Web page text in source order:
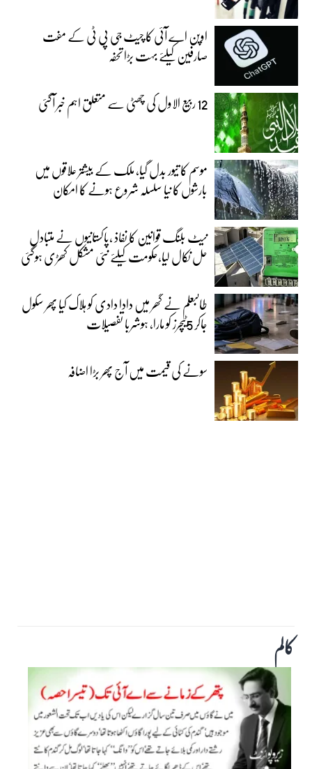
اوپن اے آئی کا چیٹ جی پی ٹی کے مفت
صارفین کیلئے بہت بڑا تحفہ
12 ربیع الاول کی چھٹی سے متعلق اہم خبر آگئی
موسم کا تیور بدل گیا، ملک کے بیشتر علاقوں میں
بارشوں کا نیا سلسلہ شروع ہونے کا امکان
نیٹ بلنگ قوانین کا نفاذ ،پاکستانیوں نے متبادل
حل نکال لیا،حکومت کیلئے نئی مشکل کھڑی ہوگئی
طالبعلم نے گھر میں دادا دادی کو ہلاک کیا پھر سکول
جاکر 5ٹیچرز کو مارا، ہوشربا تفصیلات
سونے کی قیمت میں آج پھر بڑا اضافہ
کالم